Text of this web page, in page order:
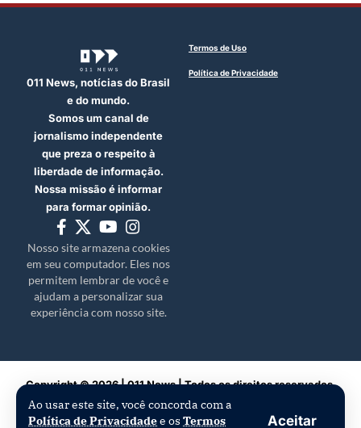
Ao usar este site, você concorda com a
Política de Privacidadee os Termos Aceitar
011 News, notícias do Brasil
e do mundo.
Somos um canal de
jornalismo independente
que preza o respeito à
liberdade de informação.
Nossa missão é informar
para formar opinião.
Nosso site armazena cookies
em seu computador. Eles nos
permitem lembrar de você e
ajudam a personalizar sua
experiência com nosso site.
Termos de Uso
Política de Privacidade
Copyright © 2026 | 011 News | Todos os direitos reservados.